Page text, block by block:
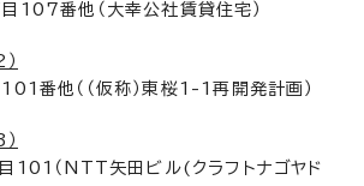
107番他（大幸公社賃貸住宅）
番他（（仮称）東桜1-1再開発計画）
101（NTT矢田ビル(クラフトナゴヤド